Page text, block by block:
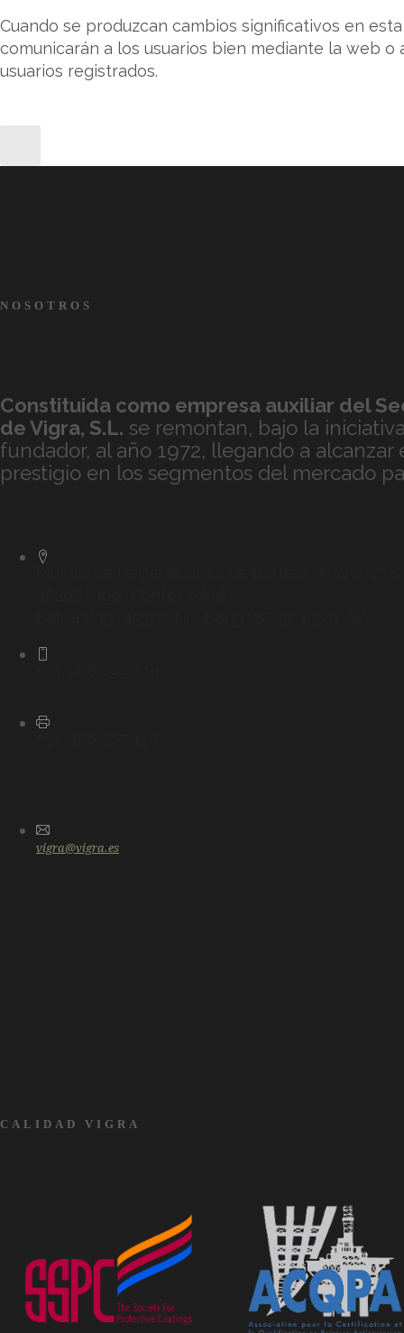
Cuando se produzcan cambios significativos en
comunicarán a los usuarios bien mediante la web
usuarios registrados.
NOSOTROS
Constituida como empresa auxiliar del
deVigra, S.L. se remontan, bajo la
fundador, al año 1972, llegando a
prestigio en los segmentos del mercado
vigra@vigra.es
CALIDAD VIGRA